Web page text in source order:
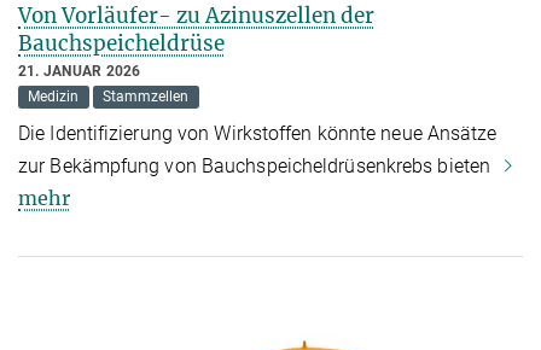
Von Vorläufer- zu Azinuszellen der
Bauchspeicheldrüse
21. JANUAR 2026
Medizin
Stammzellen
Die Identifizierung von Wirkstoffen könnte neue Ansätze
zur Bekämpfung von Bauchspeicheldrüsenkrebs bieten
mehr